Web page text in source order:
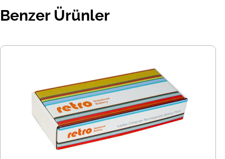
Benzer Ürünler